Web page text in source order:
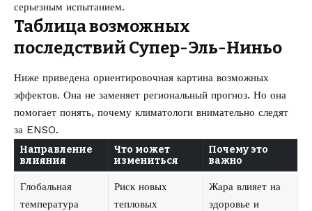
серьезным испытанием.
Таблица возможных
последствий Супер-Эль-Ниньо
Ниже приведена ориентировочная картина возможных
эффектов. Она не заменяет региональный прогноз. Но она
помогает понять, почему климатологи внимательно следят
за ENSO.
Направление
влияния
Что может
измениться
Почему это
важно
Глобальная
температура
Риск новых
тепловых
Жара влияет на
здоровье и